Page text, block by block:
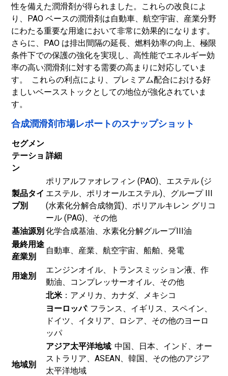
性を備えた潤滑剤が得られました。これらの改良によ
り、PAO ベースの潤滑剤は自動車、航空宇宙、産業分野
にわたる重要な用途において非常に効果的になります。
さらに、PAO は排出間隔の延長、燃料効率の向上、極限
条件下での保護の強化を実現し、高性能でエネルギー効
率の高い潤滑剤に対する需要の高まりに対応していま
す。 これらの利点により、プレミアム配合における好
ましいベースストックとしての地位が強化されていま
す。
合成潤滑剤市場レポートのスナップショット
セグメン
テーショ
ン
詳細
製品タイ
プ別
ポリアルファオレフィン (PAO)、エステル (ジ
エステル、ポリオールエステル)、グループ III
(水素化分解合成物質)、ポリアルキレン グリコ
ール (PAG)、その他
基油源別 化学合成基油、水素化分解グループIII油
最終用途
産業別
自動車、産業、航空宇宙、船舶、発電
用途別
エンジンオイル、トランスミッション液、作
動油、コンプレッサーオイル、その他
地域別
北米 ：アメリカ、カナダ、メキシコ
ヨーロッパ: フランス、イギリス、スペイン、
ドイツ、イタリア、ロシア、その他のヨーロ
ッパ
アジア太平洋地域: 中国、日本、インド、オー
ストラリア、ASEAN、韓国、その他のアジア
太平洋地域